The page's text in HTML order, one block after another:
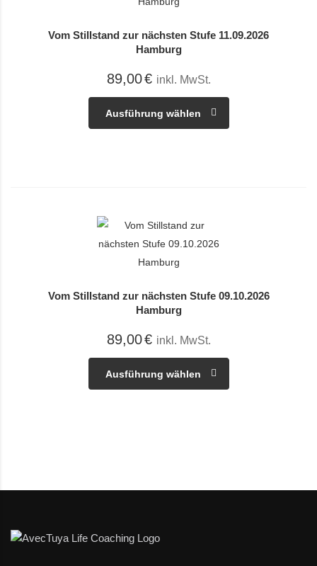
Vom Stillstand zur nächsten Stufe 11.09.2026
Hamburg
89,00€ inkl. MwSt.
Ausführung wählen
Vom Stillstand zur nächsten Stufe 09.10.2026
Hamburg
89,00€ inkl. MwSt.
Ausführung wählen